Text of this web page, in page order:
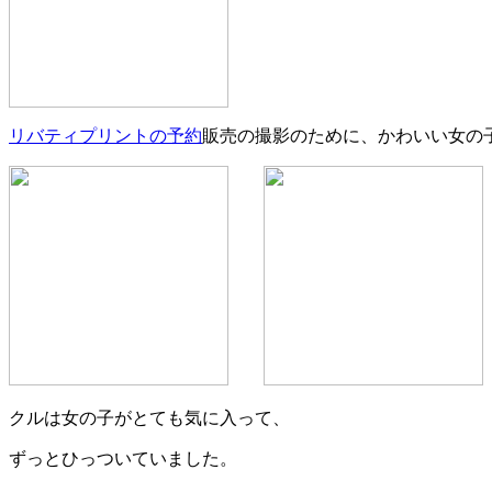
リバティプリントの予約販売の撮影のために、かわいい女の
クルは女の子がとても気に入って、
ずっとひっついていました。